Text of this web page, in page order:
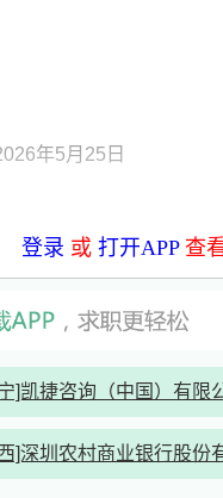
年5月25日
助教师完成日常工作
齿伶俐，沟通能力强
登录 或 打开APP查
]凯捷咨询（中国）有限
]深圳农村商业银行股份